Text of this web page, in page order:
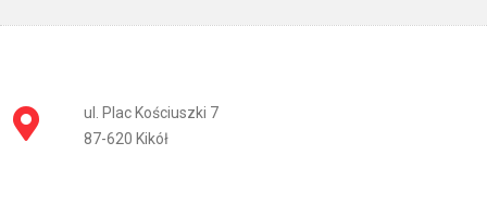
ul. Plac Kościuszki 7
87-620 Kikół